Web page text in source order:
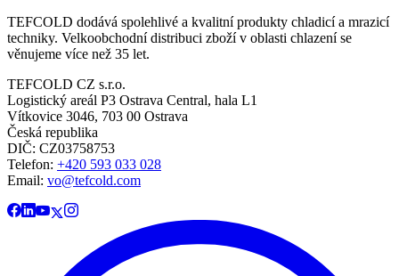
TEFCOLD dodává spolehlivé a kvalitní produkty chladicí a mrazicí
techniky. Velkoobchodní distribuci zboží v oblasti chlazení se
věnujeme více než 35 let.
TEFCOLD CZ s.r.o.
Logistický areál P3 Ostrava Central, hala L1
Vítkovice 3046, 703 00 Ostrava
Česká republika
DIČ: CZ03758753​​​​​​
Telefon: +420 593 033 028
Email: vo@tefcold.com